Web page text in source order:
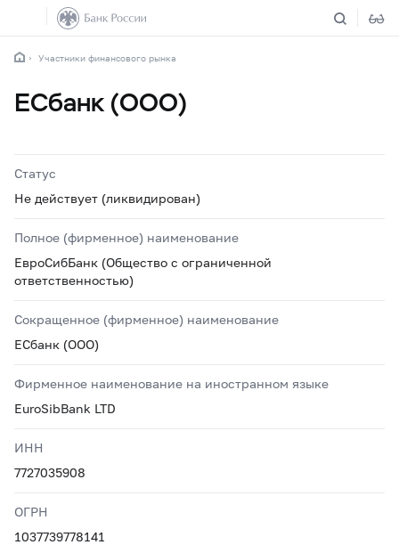
Участники финансового рынка
ЕСбанк (ООО)
Статус
Не действует (ликвидирован)
Полное (фирменное) наименование
ЕвроСибБанк (Общество с ограниченной
ответственностью)
Сокращенное (фирменное) наименование
ЕСбанк (ООО)
Фирменное наименование на иностранном языке
EuroSibBank LTD
ИНН
7727035908
ОГРН
1037739778141